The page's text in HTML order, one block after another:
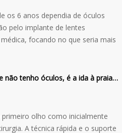
os 6 anos dependia de óculos
pelo implante de lentes
focando no que seria mais
não tenho óculos, é a ida à praia…
primeiro olho como inicialmente
A técnica rápida e o suporte